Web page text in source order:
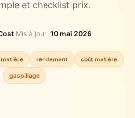
et checklist prix.
· Mis à jour 10 mai 2026
rendement coût matière
gaspillage